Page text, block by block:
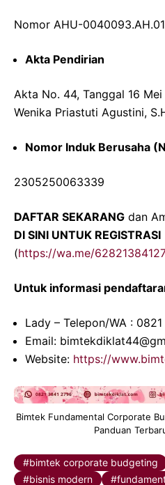
Nomor AHU-
Akta Pendirian
Akta No. 44, Tanggal 16
Wenika Priastuti Agustini,
Nomor Induk Berusaha
2305250063339
DAFTAR SEKARANG dan
DI SINI UNTUK REGISTRASI
(https://wa.me/
Untuk informasi
Lady – Telepon/WA :
Email:
Website: https://
Bimtek Fundamental Corporate
Panduan
bimtek corporate budgeting
bisnis modern